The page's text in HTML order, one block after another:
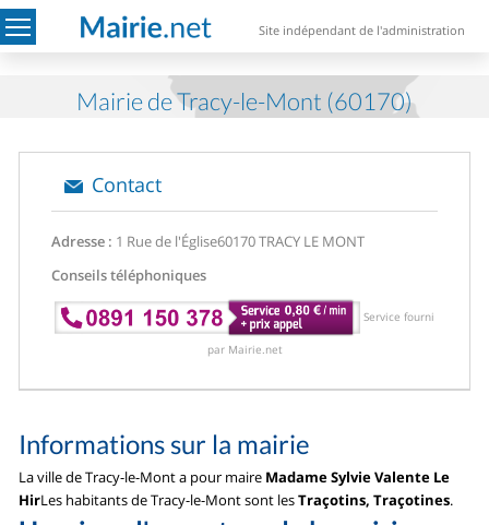
Site indépendant de l'administration
Mairie de Tracy-le-Mont (60170)
Contact
Adresse : 1 Rue de l'Église60170 TRACY LE MONT
Conseils téléphoniques
Service fourni
par Mairie.net
Informations sur la mairie
La ville de Tracy-le-Mont a pour maire Madame Sylvie Valente Le
HirLes habitants de Tracy-le-Mont sont lesTraçotins, Traçotines.